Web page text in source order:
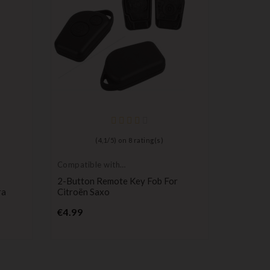
( 4,1 / 5) on 8 rating(s)
Compatible with
2-Button Remote Key Fob For
Citroën Saxo
€4.99Price